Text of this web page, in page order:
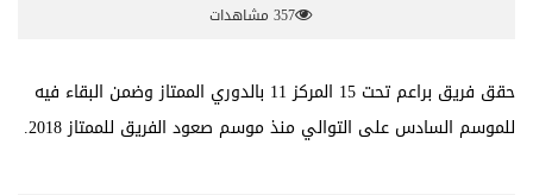
357 مشاهدات
حقق فريق براعم تحت 15 المركز 11 بالدوري الممتاز وضمن البقاء فيه
للموسم السادس على التوالي منذ موسم صعود الفريق للممتاز 2018.